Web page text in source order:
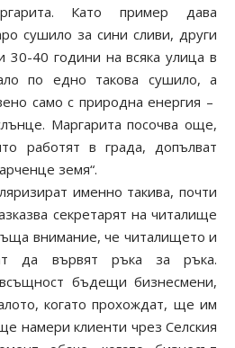
Като пример дава
сушило за сини сливи, други
40 години на всяка улица в
по едно такова сушило, а
само с природна енергия –
Маргарита посочва още,
работят в града, допълват
земя“.
именно такива, почти
секретарят на читалище
внимание, че читалището и
да вървят ръка за ръка.
бъдещи бизнесмени,
когато прохождат, ще им
намери клиенти чрез Селския